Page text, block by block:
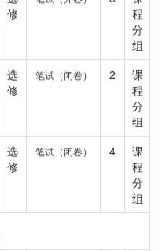
修
程
分
组
选
修
笔试（闭卷） 2
课
程
分
组
选
修
笔试（闭卷） 4
课
程
分
组